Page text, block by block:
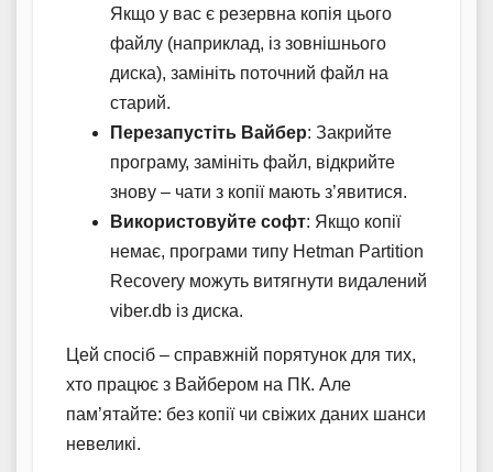
Якщо у вас є резервна копія цього
файлу (наприклад, із зовнішнього
диска), замініть поточний файл на
старий.
Перезапустіть Вайбер: Закрийте
програму, замініть файл, відкрийте
знову – чати з копії мають з’явитися.
Використовуйте софт: Якщо копії
немає, програми типу Hetman Partition
Recovery можуть витягнути видалений
viber.db із диска.
Цей спосіб – справжній порятунок для тих,
хто працює з Вайбером на ПК. Але
пам’ятайте: без копії чи свіжих даних шанси
невеликі.